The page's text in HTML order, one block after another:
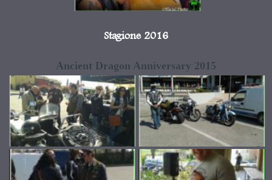
Stagione 2016
Ancient Dragon Anniversary 2015